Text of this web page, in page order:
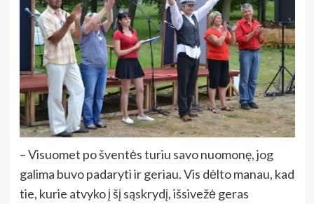
– Visuomet po šventės turiu savo nuomonę, jog
galima buvo padaryti ir geriau. Vis dėlto manau, kad
tie, kurie atvyko į šį sąskrydį, išsivežė geras